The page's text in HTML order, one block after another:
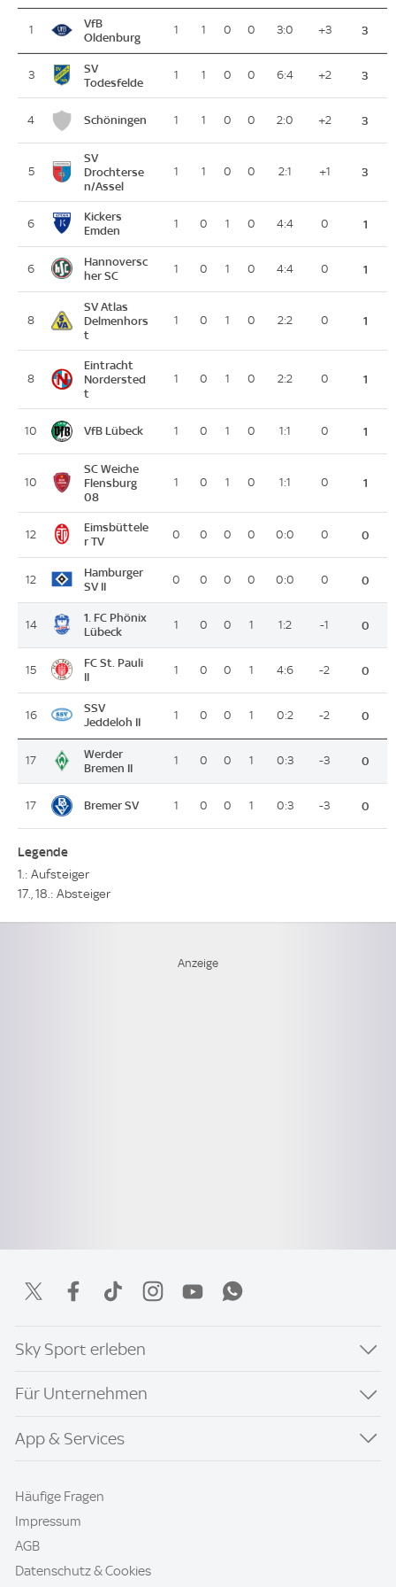
1
VfB
Oldenburg
1 1 0 0 3:0 +3 3
3
SV
Todesfelde
1 1 0 0 6:4 +2 3
4 Schöningen 1 1 0 0 2:0 +2 3
5
SV
Drochterse
n/Assel
1 1 0 0 2:1 +1 3
6
Kickers
Emden
1 0 1 0 4:4 0 1
6
Hannoversc
her SC
1 0 1 0 4:4 0 1
8
SV Atlas
Delmenhors
t
1 0 1 0 2:2 0 1
8
Eintracht
Nordersted
t
1 0 1 0 2:2 0 1
10 VfB Lübeck 1 0 1 0 1:1 0 1
10
SC Weiche
Flensburg
08
1 0 1 0 1:1 0 1
12
Eimsbüttele
r TV
0 0 0 0 0:0 0 0
12
Hamburger
SV II
0 0 0 0 0:0 0 0
14
1. FC Phönix
Lübeck
1 0 0 1 1:2 -1 0
15
FC St. Pauli
II
1 0 0 1 4:6 -2 0
16
SSV
Jeddeloh II
1 0 0 1 0:2 -2 0
17
Werder
Bremen II
1 0 0 1 0:3 -3 0
17 Bremer SV 1 0 0 1 0:3 -3 0
Legende
1.: Aufsteiger
17., 18.: Absteiger
Sky Sport erleben
Für Unternehmen
App & Services
Häufige Fragen
Impressum
AGB
Datenschutz & Cookies